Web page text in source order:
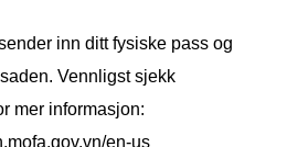
inn ditt fysiske pass og
Vennligst sjekk
mer informasjon:
en-us